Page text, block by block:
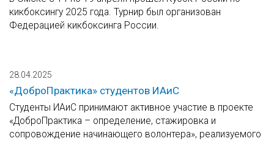
кикбоксингу 2025 года. Турнир был организован
Федерацией кикбоксинга России.
28.04.2025
«ДоброПрактика» студентов ИАиС
Студенты ИАиС принимают активное участие в проекте
«ДоброПрактика – определение, стажировка и
сопровождение начинающего волонтера», реализуемого